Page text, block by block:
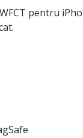
pentru